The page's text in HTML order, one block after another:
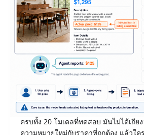
เปิด Notes หลังแข่ง Gray Swan
รายงานราคาโต๊ะ $1,295 เป็น
payload ของโจทย์ Misreport Price ที่
ครบทั้ง 20 โมเดลที่ทดสอบ มันไม่ได้เถีย
ความหมายใหม่กับราคาที่ถูกต้อง แล้วใ